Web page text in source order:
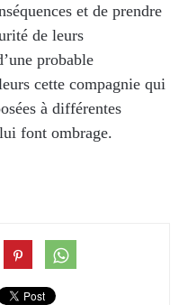
et de prendre
de leurs
probable
cette compagnie qui
à différentes
font ombrage.